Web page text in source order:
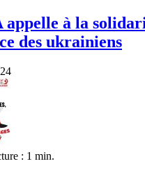
appelle à la
des ukrainiens
: 1 min.